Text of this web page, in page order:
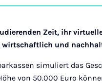
Zeit, ihr
wirtschaftlich und
simuliert das
von 50.000 Euro